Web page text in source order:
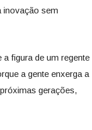
inovação sem
figura de um regente
a gente enxerga a
gerações,